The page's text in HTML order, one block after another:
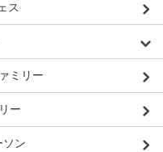
ス
ミリー
ー
ソン